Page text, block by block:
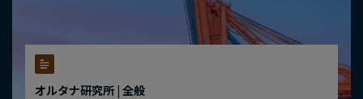
オルタナ研究所 | 全般